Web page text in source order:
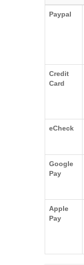
Paypal
Credit
Card
eCheck
Google
Pay
Apple
Pay